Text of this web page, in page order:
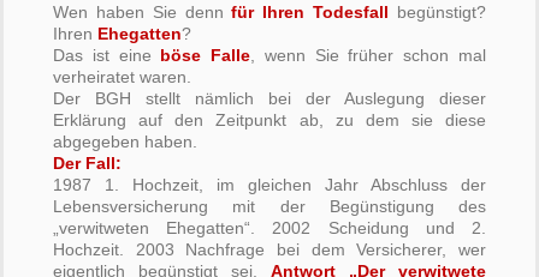
Wen haben Sie dennfür Ihren Todesfall begünstigt?
Ihren Ehegatten?
Das ist eine böse Falle , wenn Sie früher schon mal
verheiratet waren.
Der BGH stellt nämlich bei der Auslegung dieser
Erklärung auf den Zeitpunkt ab, zu dem sie diese
abgegeben haben.
Der Fall:
1987 1. Hochzeit, im gleichen Jahr Abschluss der
Lebensversicherung mit der Begünstigung des
„verwitweten Ehegatten“. 2002 Scheidung und 2.
Hochzeit. 2003 Nachfrage bei dem Versicherer, wer
eigentlich begünstigt sei. Antwort „Der verwitwete